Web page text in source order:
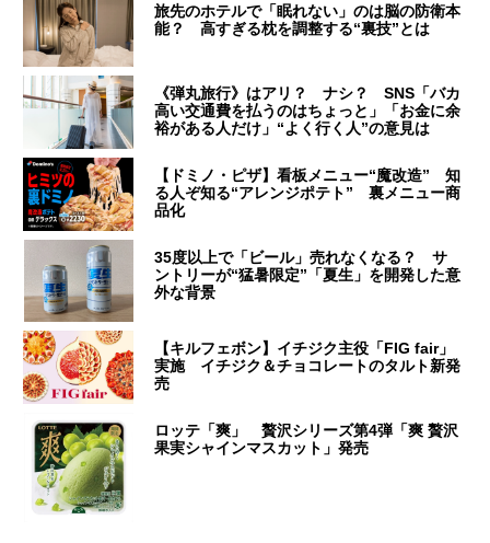
旅先のホテルで「眠れない」のは脳の防衛本
能？ 高すぎる枕を調整する“裏技”とは
《弾丸旅行》はアリ？ ナシ？ SNS「バカ
高い交通費を払うのはちょっと」「お金に余
裕がある人だけ」“よく行く人”の意見は
【ドミノ・ピザ】看板メニュー“魔改造” 知
る人ぞ知る“アレンジポテト” 裏メニュー商
品化
35度以上で「ビール」売れなくなる？ サ
ントリーが“猛暑限定”「夏生」を開発した意
外な背景
【キルフェボン】イチジク主役「FIG fair」
実施 イチジク＆チョコレートのタルト新発
売
ロッテ「爽」 贅沢シリーズ第4弾「爽 贅沢
果実シャインマスカット」発売